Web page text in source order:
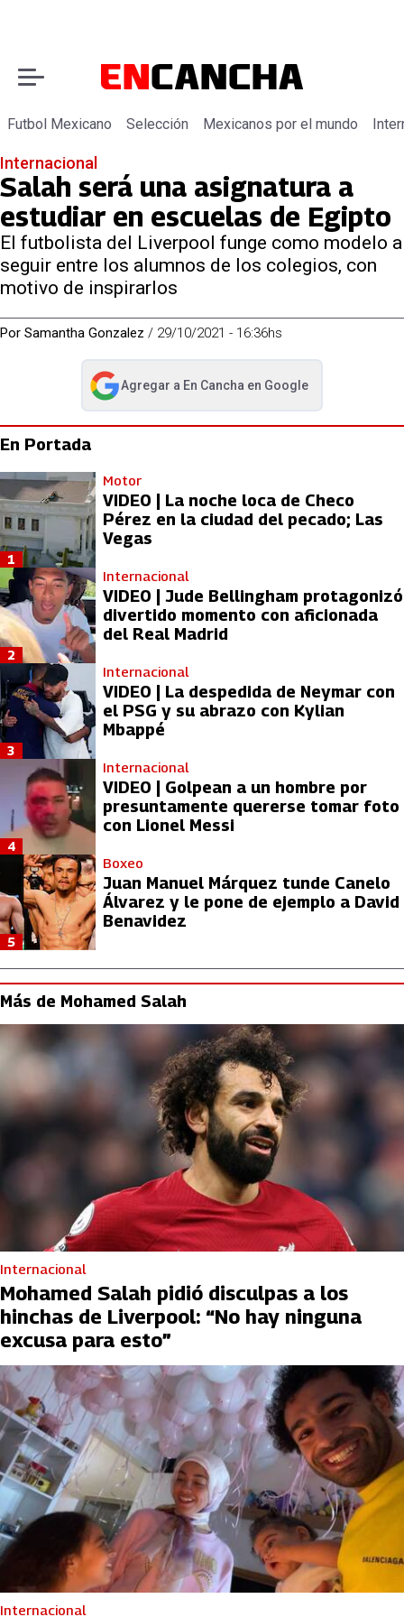
Futbol Mexicano Selección Mexicanos por el mundo
Internacional
Salah será una asignatura a
estudiar en escuelas de Egipto
El futbolista del Liverpool funge como modelo a
seguir entre los alumnos de los colegios, con
motivo de inspirarlos
Por Samantha Gonzalez / 29/10/2021 - 16:36hs
Agregar a En Cancha en Google
abre en nueva pestaña
En Portada
Motor
VIDEO | La noche loca de Checo
Pérez en la ciudad del pecado; Las
Vegas
1
Internacional
VIDEO | Jude Bellingham protagonizó
divertido momento con aficionada
del Real Madrid
2
Internacional
VIDEO | La despedida de Neymar con
el PSG y su abrazo con Kylian
Mbappé
3
Internacional
VIDEO | Golpean a un hombre por
presuntamente quererse tomar foto
con Lionel Messi
4
Boxeo
Juan Manuel Márquez tunde Canelo
Álvarez y le pone de ejemplo a David
Benavidez
5
Más de Mohamed Salah
Internacional
Mohamed Salah pidió disculpas a los
hinchas de Liverpool: “No hay ninguna
excusa para esto”
Internacional